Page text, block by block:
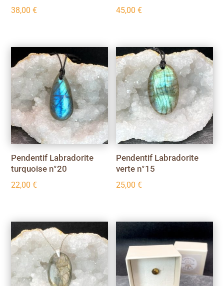
38,00€ 45,00€
Pendentif Labradorite
turquoise n°20
22,00€
Pendentif Labradorite
verte n°15
25,00€